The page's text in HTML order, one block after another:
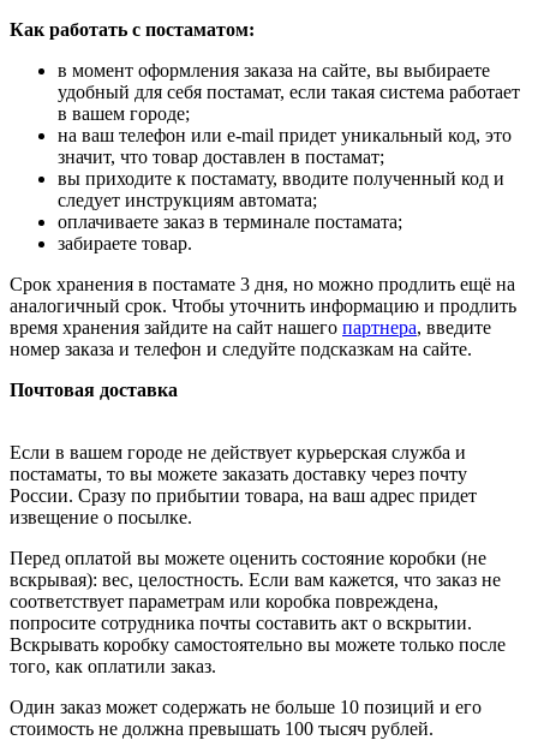
Как работать с постаматом:
в момент оформления заказа на сайте, вы выбираете
удобный для себя постамат, если такая система работает
в вашем городе;
на ваш телефон или e-mail придет уникальный код, это
значит, что товар доставлен в постамат;
вы приходите к постамату, вводите полученный код и
следует инструкциям автомата;
оплачиваете заказ в терминале постамата;
забираете товар.
Срок хранения в постамате 3 дня, но можно продлить ещё на
аналогичный срок. Чтобы уточнить информацию и продлить
время хранения зайдите на сайт нашего партнера, введите
номер заказа и телефон и следуйте подсказкам на сайте.
Почтовая доставка
Если в вашем городе не действует курьерская служба и
постаматы, то вы можете заказать доставку через почту
России. Сразу по прибытии товара, на ваш адрес придет
извещение о посылке.
Перед оплатой вы можете оценить состояние коробки (не
вскрывая): вес, целостность. Если вам кажется, что заказ не
соответствует параметрам или коробка повреждена,
попросите сотрудника почты составить акт о вскрытии.
Вскрывать коробку самостоятельно вы можете только после
того, как оплатили заказ.
Один заказ может содержать не больше 10 позиций и его
стоимость не должна превышать 100 тысяч рублей.